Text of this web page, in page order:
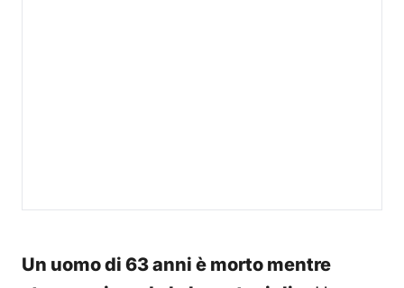
Un uomo di 63 anni è morto mentre